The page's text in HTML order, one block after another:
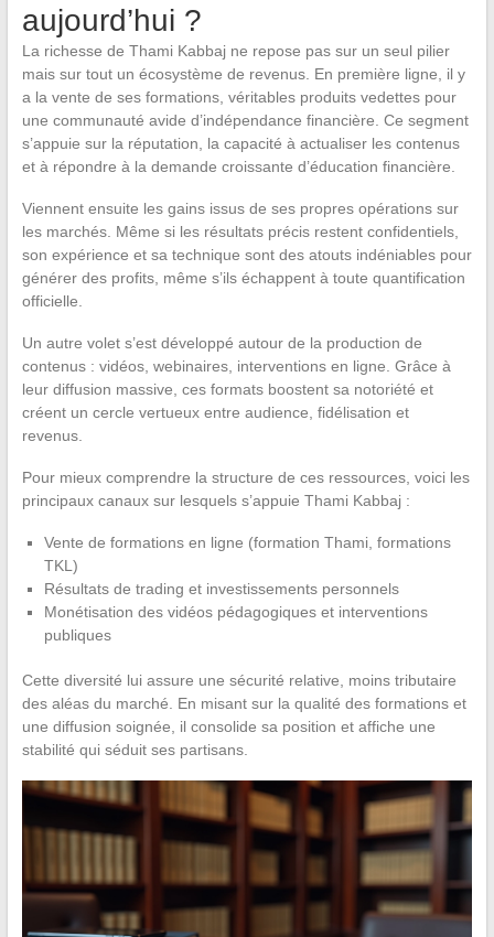
aujourd’hui ?
La richesse de Thami Kabbaj ne repose pas sur un seul pilier
mais sur tout un écosystème de revenus. En première ligne, il y
a la vente de ses formations, véritables produits vedettes pour
une communauté avide d’indépendance financière. Ce segment
s’appuie sur la réputation, la capacité à actualiser les contenus
et à répondre à la demande croissante d’éducation financière.
Viennent ensuite les gains issus de ses propres opérations sur
les marchés. Même si les résultats précis restent confidentiels,
son expérience et sa technique sont des atouts indéniables pour
générer des profits, même s’ils échappent à toute quantification
officielle.
Un autre volet s’est développé autour de la production de
contenus : vidéos, webinaires, interventions en ligne. Grâce à
leur diffusion massive, ces formats boostent sa notoriété et
créent un cercle vertueux entre audience, fidélisation et
revenus.
Pour mieux comprendre la structure de ces ressources, voici les
principaux canaux sur lesquels s’appuie Thami Kabbaj :
Vente de formations en ligne (formation Thami, formations
TKL)
Résultats de trading et investissements personnels
Monétisation des vidéos pédagogiques et interventions
publiques
Cette diversité lui assure une sécurité relative, moins tributaire
des aléas du marché. En misant sur la qualité des formations et
une diffusion soignée, il consolide sa position et affiche une
stabilité qui séduit ses partisans.